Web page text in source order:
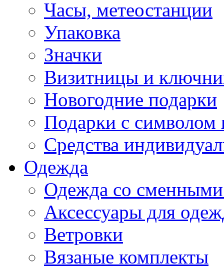
Часы, метеостанции
Упаковка
Значки
Визитницы и
Новогодние подарки
Подарки с символом
Средства
Одежда
Одежда со сменными
Аксессуары для
Ветровки
Вязаные комплекты